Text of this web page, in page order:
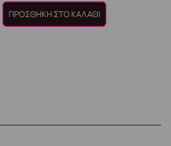
ΠΡΟΣΘΉΚΗ ΣΤΟ ΚΑΛΆΘΙ